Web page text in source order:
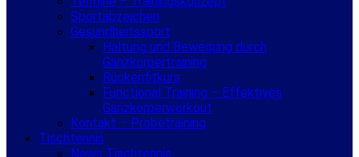
Sportabzeichen
Gesundheitssport
Haltung und Bewegung durch
Ganzkörpertraining
Rückenfitkurs
Functional Training – Effektives
Ganzkörperworkout
Kontakt – Probetraining
Tischtennis
News Tischtennis